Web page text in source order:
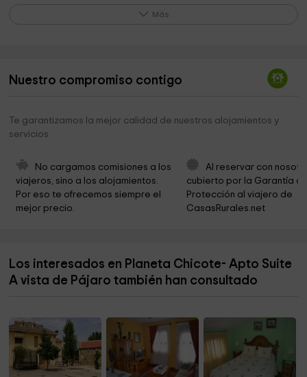
Municipio de Montalbo 9,8 km
Laguna de El Hito
Reserva Natural Laguna del Hito
Ayuntamiento de El Hito
Iglesia de El Hito 13,8 km
Parque infantil 17,0 km
Iglesia Nuestra Señora de la Asunción
Más
Nuestro compromiso contigo
Te garantizamos la mejor calidad de nuestros alojamientos y
servicios
No cargamos comisiones a los
viajeros, sino a los alojamientos.
Por eso te ofrecemos siempre el
mejor precio.
Al reservar con
cubierto por la Garantía
Protección al viajero de
CasasRurales.net
Los interesados en Planeta Chicote- Apto Suite
A vista de Pájaro también han consultado